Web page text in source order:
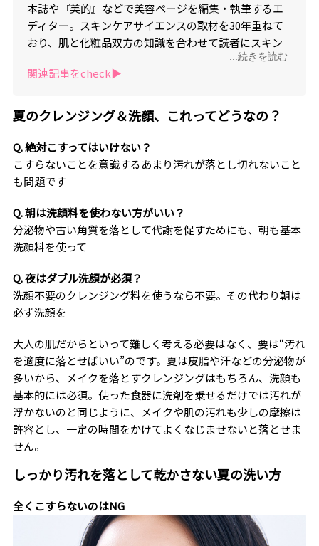
本誌や『美的』などで美容ページを編集・執筆するエ
ディター。スキンケアサイエンスの取材を30年重ねて
おり、肌と化粧品双方の知識を合わせて読者にスキン
...続きを読む
関連記事をcheck▶︎
夏のクレンジング＆洗顔、これってどうなの？
Q. 絶対こすってはいけない？
こすらないことを意識するあまり汚れが落とし切れないこと
も問題です
Q. 朝は洗顔料を使わない方がいい？
分泌物や古い角質を落として代謝を促すためにも、朝も基本
洗顔料を使って
Q. 夜はダブル洗顔が必須？
洗顔不要のクレンジング料を使うなら不要。その代わり朝は
必ず洗顔を
大人の肌だからといって難しく考える必要はなく、要は“汚れ
を適度に落とせばいい”のです。夏は皮脂や汗などの分泌物が
多いから、メイクを落とすクレンジングはもちろん、洗顔も
基本的には必須。使った食器に洗剤を乗せるだけでは汚れが
浮かないのと同じように、メイクや肌の汚れも少しの摩擦は
許容とし、一定の時間をかけてよくなじませないと落とせま
せん。
しっかり汚れを落として乾かさない夏の洗い方
全くこすらないのはNG